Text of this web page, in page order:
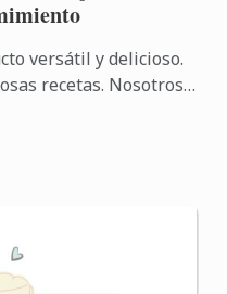
versátil y delicioso.
recetas. Nosotros